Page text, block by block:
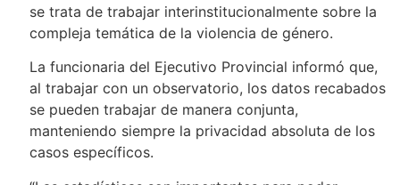
se trata de trabajar interinstitucionalmente sobre la
compleja temática de la violencia de género.
La funcionaria del Ejecutivo Provincial informó que,
al trabajar con un observatorio, los datos recabados
se pueden trabajar de manera conjunta,
manteniendo siempre la privacidad absoluta de los
casos específicos.